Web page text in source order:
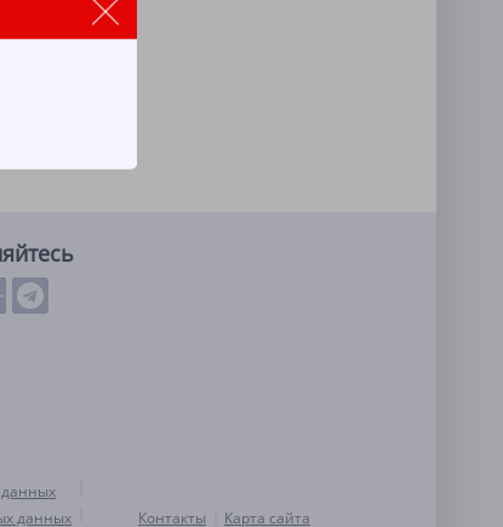
данных
Контакты Карта сайта